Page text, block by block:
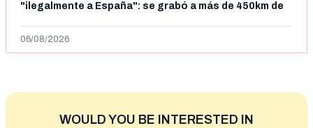
"ilegalmente a España": se grabó a más de 450km de
06/08/2026
WOULD YOU BE INTERESTED IN